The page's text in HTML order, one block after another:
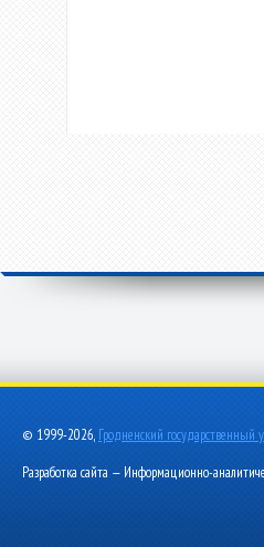
© 1999-2026, Гродненский
Разработка сайта — Информационно-